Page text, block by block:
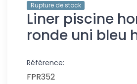
Rupture de stock
Liner piscine
ronde uni bleu
Référence:
FPR352